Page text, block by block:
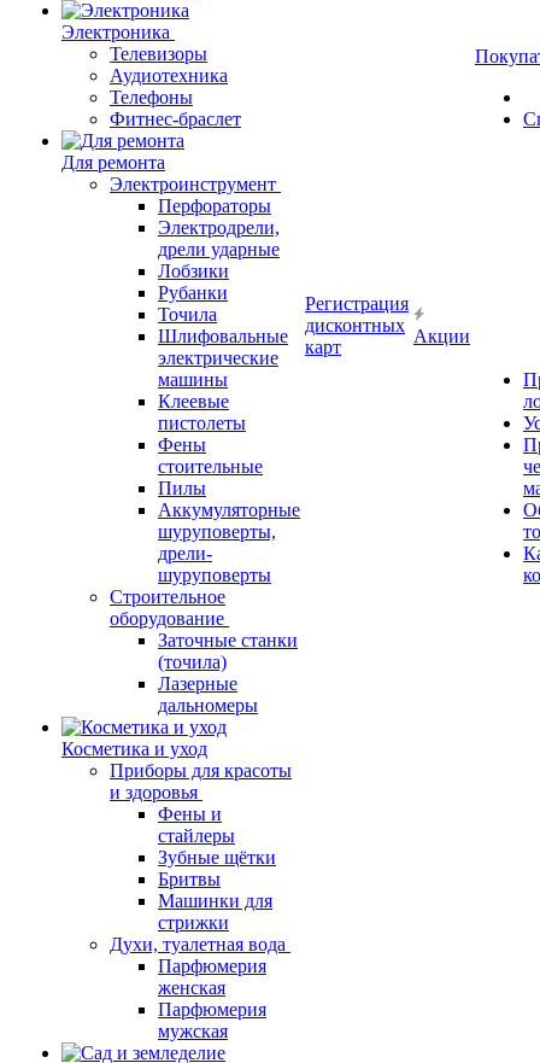
Электроника
Телевизоры
Аудиотехника
Телефоны
Фитнес-браслет
Для ремонта
Электроинструмент
Перфораторы
Электродрели,
дрели ударные
Лобзики
Рубанки
Точила
Шлифовальные
электрические
машины
Клеевые
пистолеты
Фены
стоительные
Пилы
Аккумуляторные
шуруповерты,
дрели-
шуруповерты
Строительное
оборудование
Заточные станки
(точила)
Лазерные
дальномеры
Косметика и уход
Приборы для красоты
и здоровья
Фены и
стайлеры
Зубные щётки
Бритвы
Машинки для
стрижки
Духи, туалетная вода
Парфюмерия
женская
Парфюмерия
мужская
Регистрация
дисконтных
карт
Акции